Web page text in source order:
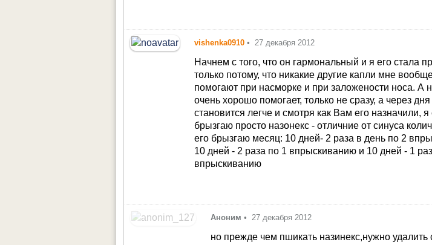
vishenka0910 • 27 декабря 2012
Начнем с того, что он гармональный и я его стала
только потому, что никакие другие капли мне
помогают при насморке и при заложености носа. А
очень хорошо помогает, только не сразу, а через
становится легче и смотря как Вам его назначили, я
брызгаю просто назонекс - отличние от синуса
его брызгаю месяц: 10 дней- 2 раза в день по 2
10 дней - 2 раза по 1 впрыскиванию и 10 дней - 1
впрыскиванию
Аноним • 27 декабря 2012
но прежде чем пшикать назинекс,нужно